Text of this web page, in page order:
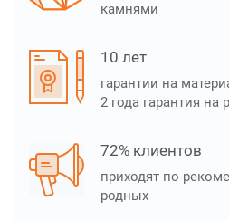
камнями
10 лет
гарантии на
2 года гарантия на
72% клиентов
приходят по
родных